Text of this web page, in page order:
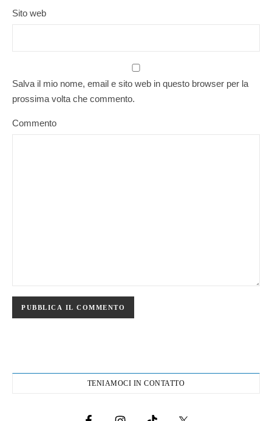
Sito web
Salva il mio nome, email e sito web in questo browser per la
prossima volta che commento.
Commento
TENIAMOCI IN CONTATTO